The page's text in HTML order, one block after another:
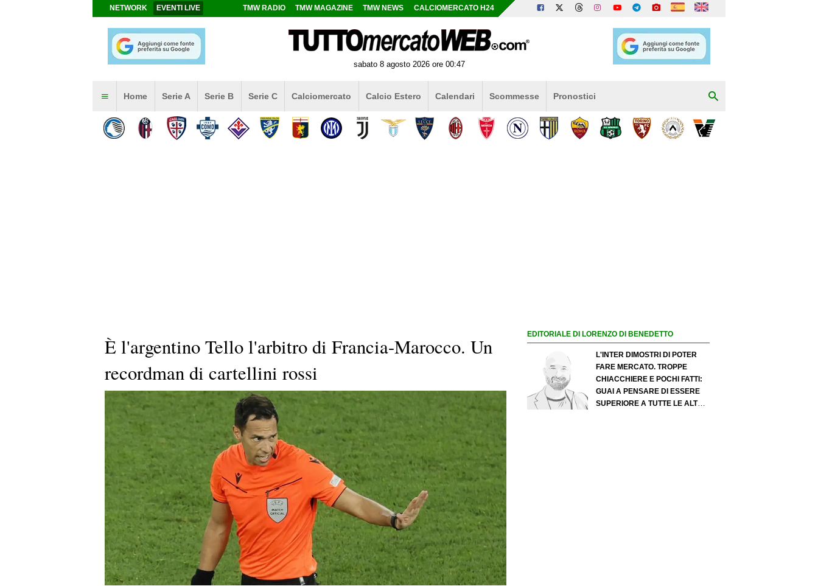
NETWORK EVENTI LIVE TMW RADIO TMW MAGAZINE TMW NEWS CALCIOMERCATO H24
sabato 8 agosto 2026 ore 00:47
Home Serie A Serie B Serie C Calciomercato Calcio Estero Calendari Scommesse Pronostici
È l'argentino Tello l'arbitro di Francia-Marocco. Un
recordman di cartellini rossi
EDITORIALE DI LORENZO DI BENEDETTO
L'INTER DIMOSTRI DI POTER
FARE MERCATO. TROPPE
CHIACCHIERE E POCHI FATTI:
GUAI A PENSARE DI ESSERE
SUPERIORE A TUTTE LE ALTRE